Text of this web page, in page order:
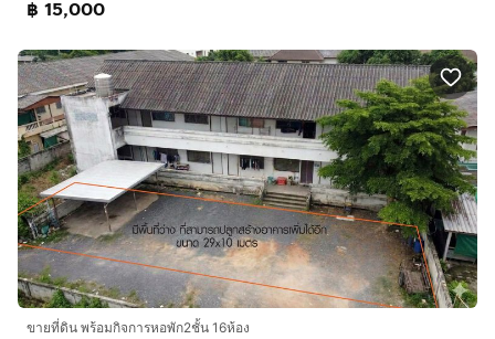
฿ 15,000
ขายที่ดิน พร้อมกิจการหอพัก2ชั้น 16ห้อง